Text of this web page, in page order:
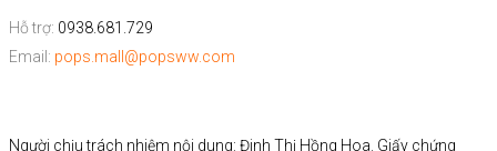
Hỗ trợ: 0938.681.729
Email: pops.mall@popsww.com
Người chịu trách nhiệm nội dung: Đinh Thị Hồng Hoa. Giấy chứng